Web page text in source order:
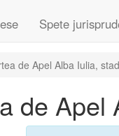
Spete
de Apel Alba Iulia,
de Apel